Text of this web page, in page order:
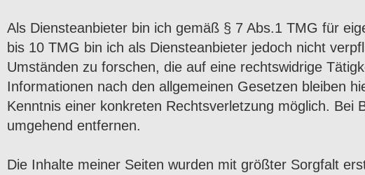
Als Diensteanbieter bin ich gemäß § 7 Abs.1 TMG für
bis 10 TMG bin ich als Diensteanbieter jedoch nicht
Umständen zu forschen, die auf eine rechtswidrige
Informationen nach den allgemeinen Gesetzen bleiben
Kenntnis einer konkreten Rechtsverletzung möglich.
umgehend entfernen.
Die Inhalte meiner Seiten wurden mit größter Sorgfalt